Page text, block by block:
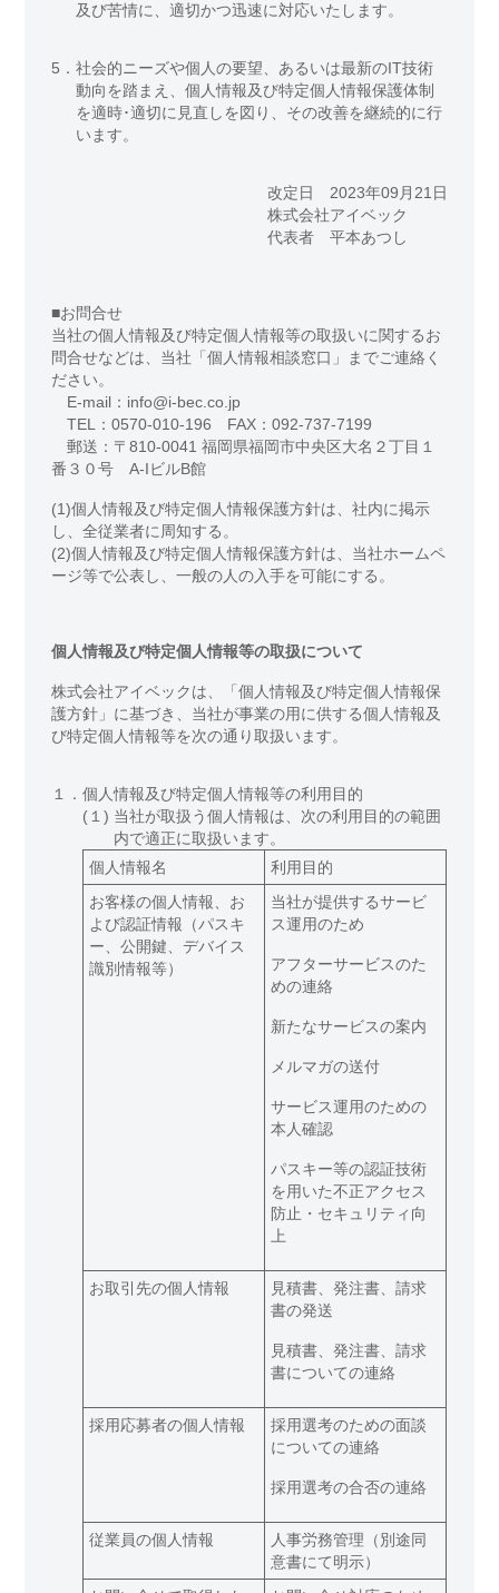
及び苦情に、適切かつ迅速に対応いたします。
5．社会的ニーズや個人の要望、あるいは最新のIT技術
動向を踏まえ、個人情報及び特定個人情報保護体制
を適時･適切に見直しを図り、その改善を継続的に行
います。
改定日 2023年09月21日
株式会社アイベック
代表者 平本あつし
■お問合せ
当社の個人情報及び特定個人情報等の取扱いに関するお
問合せなどは、当社「個人情報相談窓口」までご連絡く
ださい。
E-mail：info@i-bec.co.jp
TEL：0570-010-196 FAX：092-737-7199
郵送：〒810-0041 福岡県福岡市中央区大名２丁目１
番３０号 A-IビルB館
(1)個人情報及び特定個人情報保護方針は、社内に掲示
し、全従業者に周知する。
(2)個人情報及び特定個人情報保護方針は、当社ホームペ
ージ等で公表し、一般の人の入手を可能にする。
個人情報及び特定個人情報等の取扱について
株式会社アイベックは、「個人情報及び特定個人情報保
護方針」に基づき、当社が事業の用に供する個人情報及
び特定個人情報等を次の通り取扱います。
１．個人情報及び特定個人情報等の利用目的
(１) 当社が取扱う個人情報は、次の利用目的の範囲
内で適正に取扱います。
個人情報名
利用目的
お客様の個人情報、お
よび認証情報（パスキ
ー、公開鍵、デバイス
識別情報等）
当社が提供するサービ
ス運用のため
アフターサービスのた
めの連絡
新たなサービスの案内
メルマガの送付
サービス運用のための
本人確認
パスキー等の認証技術
を用いた不正アクセス
防止・セキュリティ向
上
お取引先の個人情報
見積書、発注書、請求
書の発送
見積書、発注書、請求
書についての連絡
採用応募者の個人情報
採用選考のための面談
についての連絡
採用選考の合否の連絡
従業員の個人情報
人事労務管理（別途同
意書にて明示）